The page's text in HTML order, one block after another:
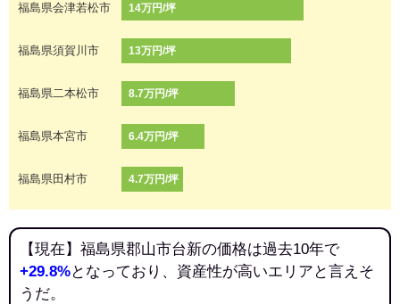
福島県会津若松市 14万円/坪
福島県須賀川市 13万円/坪
福島県二本松市 8.7万円/坪
福島県本宮市 6.4万円/坪
福島県田村市 4.7万円/坪
【現在】福島県郡山市台新の価格は過去10年で
+29.8%となっており、資産性が高いエリアと言えそ
うだ。